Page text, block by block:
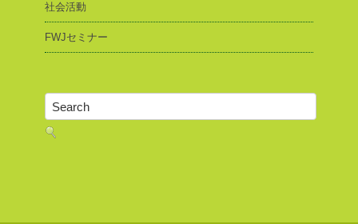
社会活動
FWJセミナー